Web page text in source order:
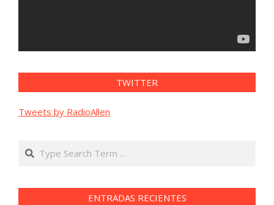
TWITTER
Tweets by RadioAllen
Search
ENTRADAS RECIENTES